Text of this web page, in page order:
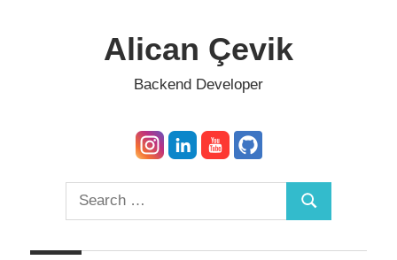
Alican Çevik
Backend Developer
Search
for:
Search